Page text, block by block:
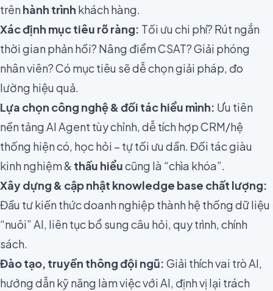
trênhành trình khách hàng.
Xác định mục tiêu rõ ràng: Tối ưu chi phí? Rút ngắn
thời gian phản hồi? Nâng điểm CSAT? Giải phóng
nhân viên? Có mục tiêu sẽ dễ chọn giải pháp, đo
lường hiệu quả.
Lựa chọn công nghệ & đối tác hiểu mình: Ưu tiên
nền tảng AI Agent tùy chỉnh, dễ tích hợp CRM/hệ
thống hiện có, học hỏi – tự tối ưu dần. Đối tác giàu
kinh nghiệm & thấu hiểucũng là “chìa khóa”.
Xây dựng & cập nhật knowledge base chất lượng:
Đầu tư kiến thức doanh nghiệp thành hệ thống dữ liệu
“nuôi” AI, liên tục bổ sung câu hỏi, quy trình, chính
sách.
Đào tạo, truyền thông đội ngũ: Giải thích vai trò AI,
hướng dẫn kỹ năng làm việc với AI, định vị lại trách